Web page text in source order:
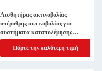
Αισθητήρας ακτινοβολίας
υπέρυθρης ακτινοβολίας για
συστήματα καταπολέμησης
διαρρήξεων και ελέγχου
πρόσβασης
Πάρτε την καλύτερη τιμή